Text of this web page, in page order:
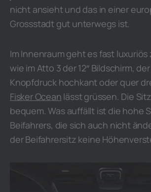
nicht ansieht und das in einer
Grossstadt gut unterwegs ist.
Im Innenraum geht es fast luxuriös
wie im Atto 3 der 12″ Bildschirm,
Knopfdruck hochkant oder quer
Fisker Ocean lässt grüssen. Die
bequem. Was auffällt ist die hohe
Beifahrers, die sich auch nicht
der Beifahrersitz keine